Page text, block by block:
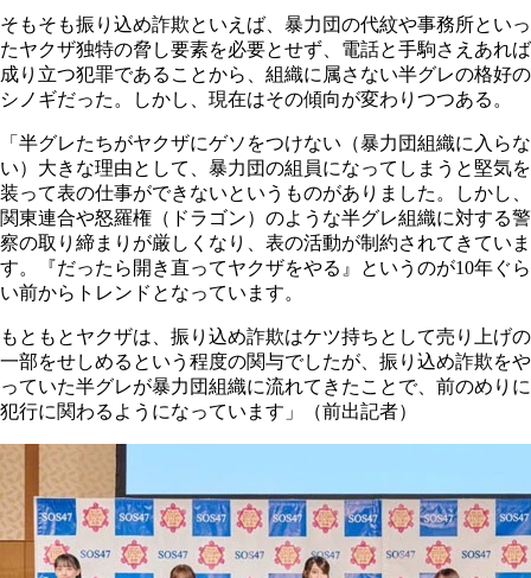
そもそも振り込め詐欺といえば、暴力団の代紋や事務所といっ
たヤクザ独特の脅し要素を必要とせず、電話と手駒さえあれば
成り立つ犯罪であることから、組織に属さない半グレの格好の
シノギだった。しかし、現在はその傾向が変わりつつある。
「半グレたちがヤクザにゲソをつけない（暴力団組織に入らな
い）大きな理由として、暴力団の組員になってしまうと堅気を
装って表の仕事ができないというものがありました。しかし、
関東連合や怒羅権（ドラゴン）のような半グレ組織に対する警
察の取り締まりが厳しくなり、表の活動が制約されてきていま
す。『だったら開き直ってヤクザをやる』というのが10年ぐら
い前からトレンドとなっています。
もともとヤクザは、振り込め詐欺はケツ持ちとして売り上げの
一部をせしめるという程度の関与でしたが、振り込め詐欺をや
っていた半グレが暴力団組織に流れてきたことで、前のめりに
犯行に関わるようになっています」（前出記者）